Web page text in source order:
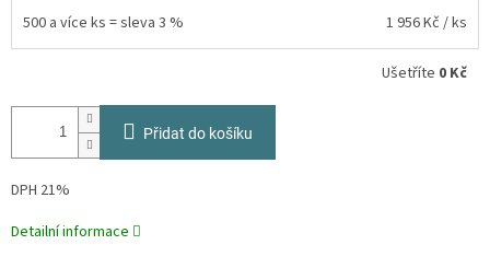
500 a více ks = sleva 3 % 1 956 Kč / ks
Ušetříte 0 Kč
Přidat do košíku
DPH 21%
Detailní informace